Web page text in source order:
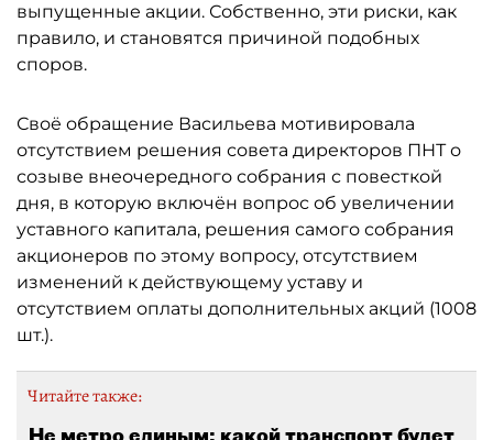
выпущенные акции. Собственно, эти риски, как
правило, и становятся причиной подобных
споров.
Своё обращение Васильева мотивировала
отсутствием решения совета директоров ПНТ о
созыве внеочередного собрания с повесткой
дня, в которую включён вопрос об увеличении
уставного капитала, решения самого собрания
акционеров по этому вопросу, отсутствием
изменений к действующему уставу и
отсутствием оплаты дополнительных акций (1008
шт.).
Читайте также: